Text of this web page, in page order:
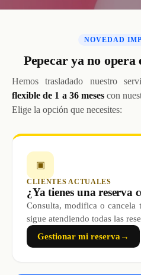
NOVEDAD
Pepecar ya no
Hemos trasladado nuestro
flexible de 1 a 36 meses con
Elige la opción que necesites:
▣
CLIENTES ACTUALES
¿Ya tienes una reserva
Consulta, modifica o cancela
sigue atendiendo todas las
Gestionar mi reserva →